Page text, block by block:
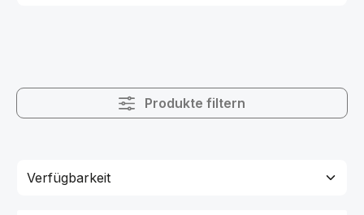
Produkte filtern